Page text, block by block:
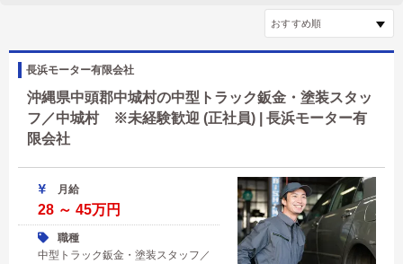
長浜モーター有限会社
沖縄県中頭郡中城村の中型トラック鈑金・塗装スタッ
フ／中城村 ※未経験歓迎 (正社員) | 長浜モーター有
限会社
月給
28 ～ 45万円
職種
中型トラック鈑金・塗装スタッフ／